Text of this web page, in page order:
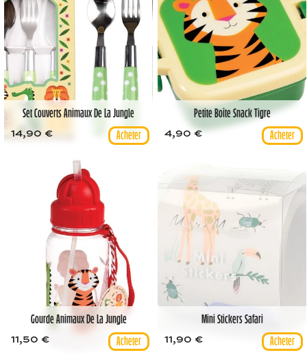
Set Couverts Animaux De La Jungle
14,90 €
Petite Boîte Snack Tigre
4,90 €
Gourde Animaux De La Jungle
11,50 €
Mini Stickers Safari
11,90 €